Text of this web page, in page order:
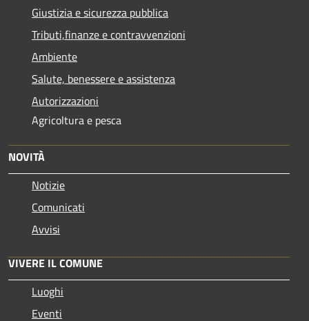
Giustizia e sicurezza pubblica
Tributi,finanze e contravvenzioni
Ambiente
Salute, benessere e assistenza
Autorizzazioni
Agricoltura e pesca
NOVITÀ
Notizie
Comunicati
Avvisi
VIVERE IL COMUNE
Luoghi
Eventi